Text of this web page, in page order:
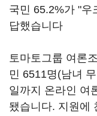
국민 65.2%가 "우
답했습니다
토마토그룹 여론
민 6511명(남녀
일까지 온라인 여
됐습니다. 지원에